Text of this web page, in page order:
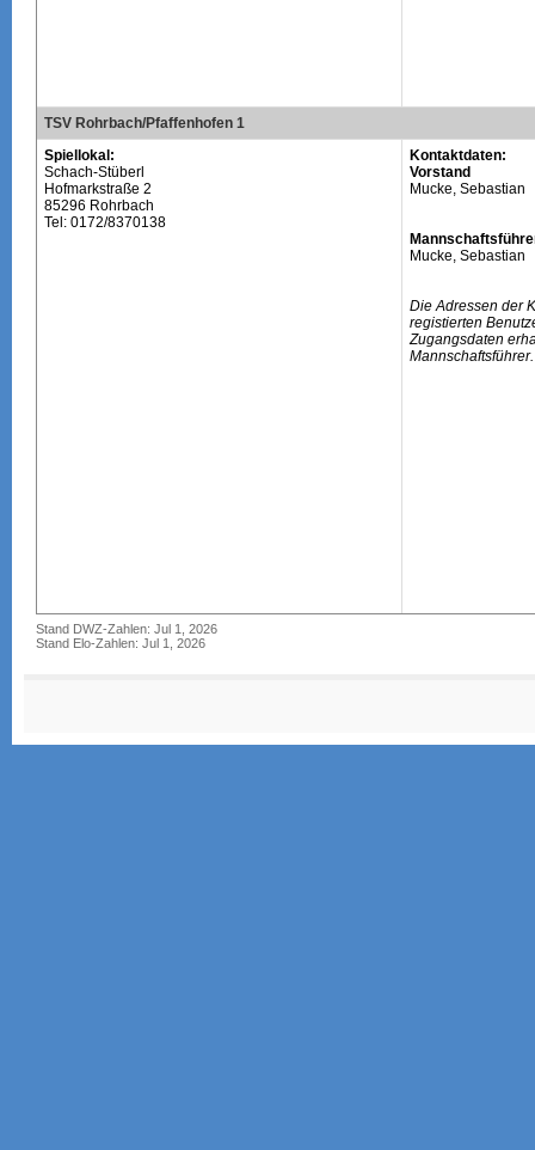
TSV Rohrbach/Pfaffenhofen 1
Spiellokal:
Schach-Stüberl
Hofmarkstraße 2
85296 Rohrbach
Tel: 0172/8370138
Kontaktdaten:
Vorstand
Mucke, Sebastian
Mucke, Sebastian
Die Adressen der
registierten
Zugangsdaten
Mannschaftsführer.
Stand DWZ-Zahlen: Jul 1, 2026
Stand Elo-Zahlen: Jul 1, 2026